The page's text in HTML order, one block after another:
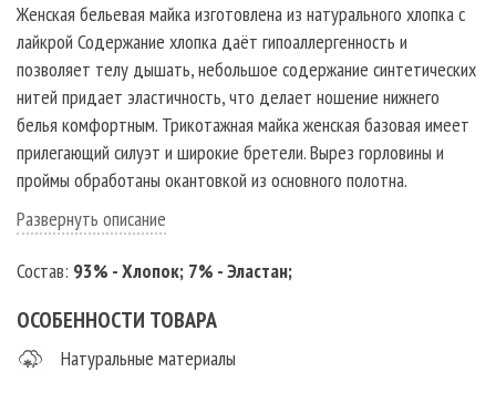
Женская бельевая майка изготовлена из натурального хлопка с
лайкрой Содержание хлопка даёт гипоаллергенность и
позволяет телу дышать, небольшое содержание синтетических
нитей придает эластичность, что делает ношение нижнего
белья комфортным. Трикотажная майка женская базовая имеет
прилегающий силуэт и широкие бретели. Вырез горловины и
проймы обработаны окантовкой из основного полотна.
Комфортные широкие бретели. Низ изделия обработан плоским
швом вподгибку. Выверенные конструкции майки на бретельках
и натуральный дышащий хлопок обеспечат идеальную посадку и
летний период. Благодаря качественному составу, майка
женская хлопковая не деформируется и не меняет свой цвет
даже при длительном ношении и после стирок. Майка из хлопка
Развернуть описание
Состав: 93% - Хлопок; 7% - Эластан;
ОСОБЕННОСТИ ТОВАРА
Натуральные материалы